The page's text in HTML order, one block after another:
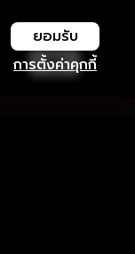
การตั้งค่าคุกกี้
ยอมรับ
เปิด